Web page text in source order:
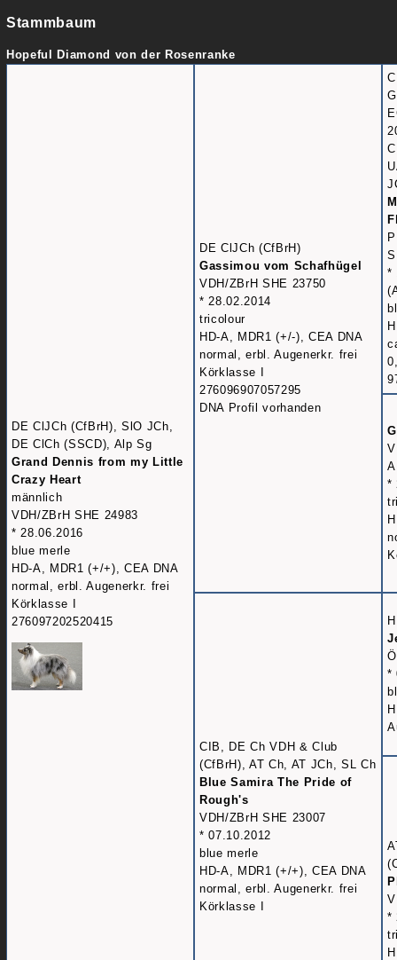
Stammbaum
Hopeful Diamond von der Rosenranke
DE ClJCh (CfBrH), SlO JCh,
DE ClCh (SSCD), Alp Sg
Grand Dennis from my Little
Crazy Heart
männlich
VDH/ZBrH SHE 24983
* 28.06.2016
blue merle
HD-A, MDR1 (+/+), CEA DNA
normal, erbl. Augenerkr. frei
Körklasse I
276097202520415
DE ClJCh (CfBrH)
Gassimou vom Schafhügel
VDH/ZBrH SHE 23750
* 28.02.2014
tricolour
HD-A, MDR1 (+/-), CEA DNA
normal, erbl. Augenerkr. frei
Körklasse I
276096907057295
DNA Profil vorhanden
*
*
CIB, DE Ch VDH & Club
(CfBrH), AT Ch, AT JCh, SL Ch
Blue Samira The Pride of
Rough's
VDH/ZBrH SHE 23007
* 07.10.2012
blue merle
HD-A, MDR1 (+/+), CEA DNA
normal, erbl. Augenerkr. frei
Körklasse I
*
*